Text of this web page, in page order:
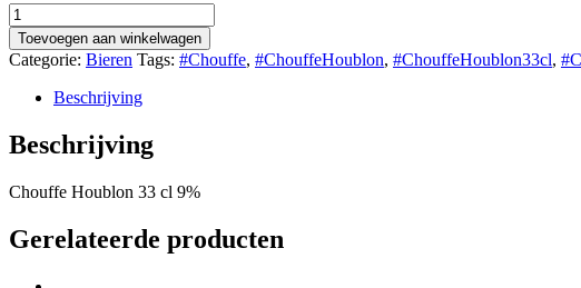
Chouffe
Houblon
33
cl
Toevoegen aan winkelwagen
Categorie: Bieren Tags: #Chouffe, #ChouffeHoublon, #ChouffeHoublon33cl,
Beschrijving
Beschrijving
Chouffe Houblon 33 cl 9%
Gerelateerde producten